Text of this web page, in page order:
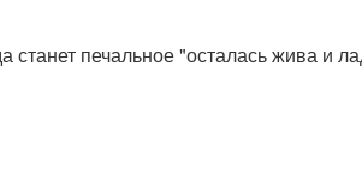
станет печальное "осталась жива и